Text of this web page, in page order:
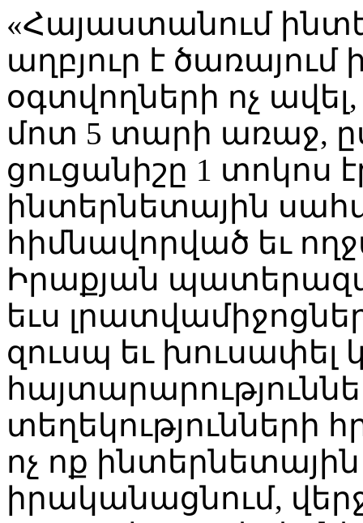
«Հայաստանում
աղբյուր է
օգտվողների ոչ
մոտ 5 տարի առաջ,
ցուցանիշը 1 տոկոս
ինտերնետային
հիմնավորված եւ
Իրաքյան
եւս
զուսպ եւ խուսափել
տեղեկությունների
ոչ ոք ինտերնետային
իրականացնում,